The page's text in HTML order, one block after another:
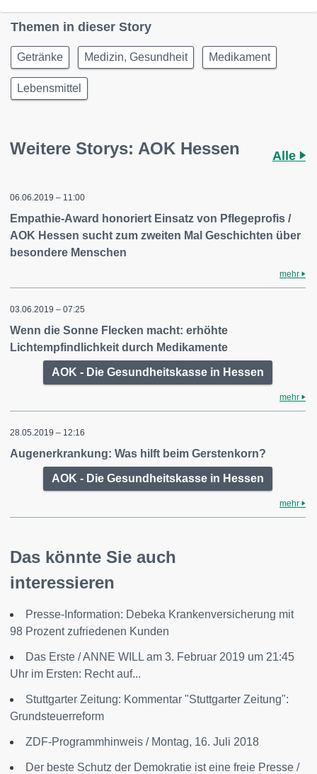
Themen in dieser Story
Getränke Medizin, Gesundheit Medikament
Lebensmittel
Weitere Storys: AOK Hessen Alle
06.06.2019 – 11:00
Empathie-Award honoriert Einsatz von Pflegeprofis /
AOK Hessen sucht zum zweiten Mal Geschichten über
besondere Menschen
mehr
03.06.2019 – 07:25
Wenn die Sonne Flecken macht: erhöhte
Lichtempfindlichkeit durch Medikamente
AOK - Die Gesundheitskasse in Hessen
mehr
28.05.2019 – 12:16
Augenerkrankung: Was hilft beim Gerstenkorn?
AOK - Die Gesundheitskasse in Hessen
mehr
Das könnte Sie auch
interessieren
Presse-Information: Debeka Krankenversicherung mit
98 Prozent zufriedenen Kunden
Das Erste / ANNE WILL am 3. Februar 2019 um 21:45
Uhr im Ersten: Recht auf...
Stuttgarter Zeitung: Kommentar "Stuttgarter Zeitung":
Grundsteuerreform
ZDF-Programmhinweis / Montag, 16. Juli 2018
Der beste Schutz der Demokratie ist eine freie Presse /